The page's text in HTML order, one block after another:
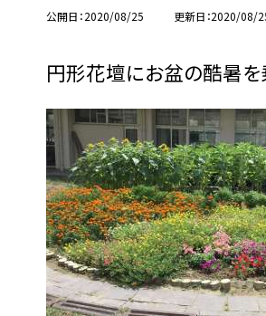
公開日 2020/08/25 更新日 2020/08/
円形花壇にお盆の酷暑を